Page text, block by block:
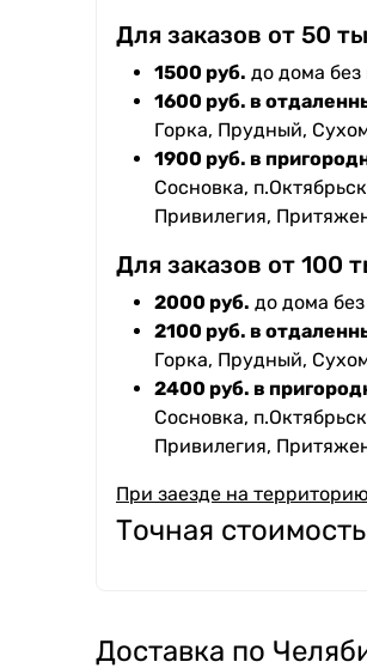
Для заказов от 50
1500 руб. до дома без
1600 руб. в
Горка, Прудный,
1900 руб. в
Сосновка,
Привилегия,
Для заказов от 100
2000 руб. до дома
2100 руб. в
Горка, Прудный,
2400 руб. в
Сосновка,
Привилегия,
При заезде на
Точная
Доставка по